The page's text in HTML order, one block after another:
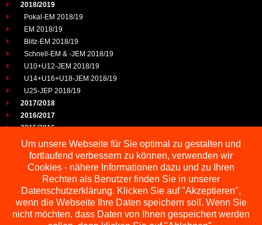
2018/2019
Pokal-EM 2018/19
EM 2018/19
Blitz-EM 2018/19
Schnell-EM & -JEM 2018/19
U10+U12-JEM 2018/19
U14+U16+U18-JEM 2018/19
U25-JEP 2018/19
2017/2018
2016/2017
2015/2016
2014/2015
2013/2014
2012/2013
2011/2012
2010/2011
2009/2010
Um unsere Webseite für Sie optimal zu gestalten und
fortlaufend verbessern zu können, verwenden wir
Cookies - nähere Informationen dazu und zu Ihren
Rechten als Benutzer finden Sie in unserer
Datenschutzerklärung. Klicken Sie auf "Akzeptieren",
wenn die Webseite Ihre Daten speichern soll. Wenn Sie
nicht möchten, dass Daten von Ihnen gespeichert werden